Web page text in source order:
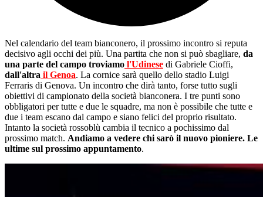
Nel calendario del team bianconero, il prossimo incontro si reputa
decisivo agli occhi dei più. Una partita che non si può sbagliare, da
una parte del campo troviamo l'Udinese di Gabriele Cioffi,
dall'altra il Genoa. La cornice sarà quello dello stadio Luigi
Ferraris di Genova. Un incontro che dirà tanto, forse tutto sugli
obiettivi di campionato della società bianconera. I tre punti sono
obbligatori per tutte e due le squadre, ma non è possibile che tutte e
due i team escano dal campo e siano felici del proprio risultato.
Intanto la società rossoblù cambia il tecnico a pochissimo dal
prossimo match. Andiamo a vedere chi sarò il nuovo pioniere. Le
ultime sul prossimo appuntamento.